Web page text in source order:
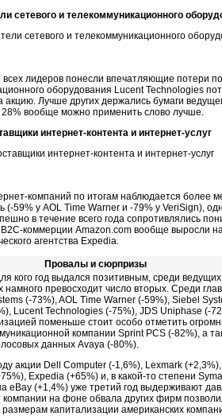
сетевого и телекоммуникационного
всех лидеров понесли впечатляющие потери
оборудования Lucent Technologies
Лучше других держались бумаги
вообще можно применить слово лучше.
интернет-контента и интернет-услуг
компаний по итогам наблюдается более
59% у AOL Time Warner и -79% у VeriSign),
в течение всего года сопротивлялись
B2C-коммерции Amazon.com вообще выросли
агентства Expedia.
Провалы и сюрпризы
кого год выдался позитивным, среди
превосходит число вторых. Среди
(-73%), AOL Time Warner (-59%), Siebel
Lucent Technologies (-75%), JDS Uniphase (-
поменьше стоит особо отметить
компании Sprint PCS (-82%), а
данных Avaya (-80%).
акции Dell Computer (-1,6%), Lexmark
Expedia (+65%) и, в какой-то степени
eBay (+1,4%) уже третий год выдерживают
на фоне обвала других фирм
капитализации американских